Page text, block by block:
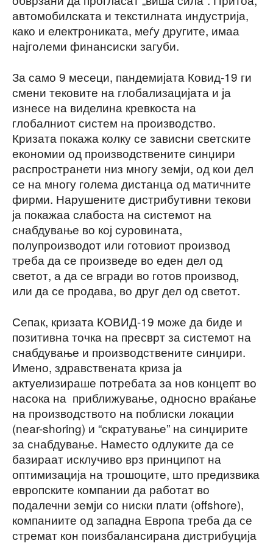
автомобилската и текстилната индустрија,
како и електрониката, меѓу другите, имаа
најголеми финансиски загуби.
За само 9 месеци, пандемијата Ковид-19 ги
смени тековите на глобализацијата и ја
изнесе на виделина кревкоста на
глобалниот систем на производство.
Кризата покажа колку се зависни светските
економии од производствените синџири
распространети низ многу земји, од кои дел
се на многу голема дистанца од матичните
фирми. Нарушените дистрибутивни текови
ја покажаа слабоста на системот на
снабдување во кој суровината,
полупроизводот или готовиот производ
треба да се произведе во еден дел од
светот, а да се вгради во готов производ,
или да се продава, во друг дел од светот.
Сепак, кризата КОВИД-19 може да биде и
позитивна точка на пресврт за системот на
снабдување и производствените синџири.
Имено, здравствената криза ја
актуелизираше потребата за нов концепт во
насока на приближување, односно враќање
на производството на поблиски локации
(near-shoring) и “скратување” на синџирите
за снабдување. Наместо одлуките да се
базираат исклучиво врз принципот на
оптимизација на трошоците, што предизвика
европските компании да работат во
подалечни земји со ниски плати (offshore),
компаниите од западна Европа треба да се
стремат кон поизбалансирана дистрибуција